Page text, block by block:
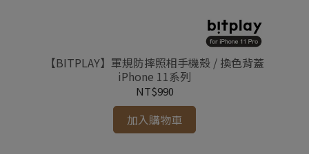
【BITPLAY】軍規防摔照相手機殼 / 換色背蓋
iPhone 11系列
NT$990
加入購物車